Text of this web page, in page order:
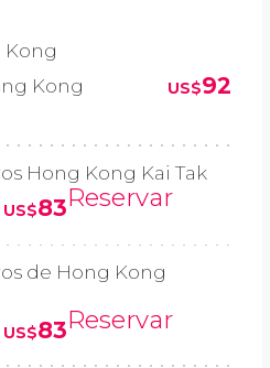
Kong
US$92
Hong Kong Kai Tak
US$83Reservar
de Hong Kong
US$83Reservar